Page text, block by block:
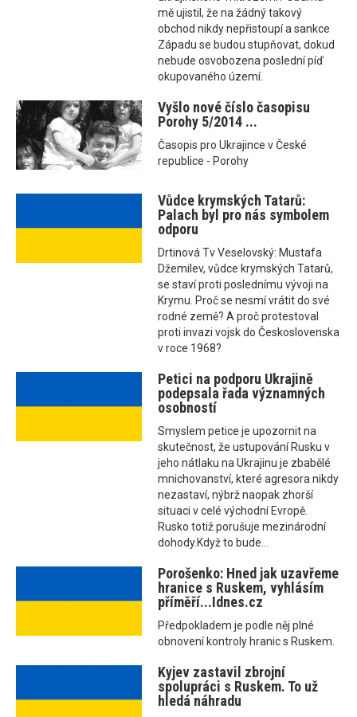
mě ujistil, že na žádný takový
obchod nikdy nepřistoupí a sankce
Západu se budou stupňovat, dokud
nebude osvobozena poslední píď
okupovaného území.
Vyšlo nové číslo časopisu
Porohy 5/2014 ...
Časopis pro Ukrajince v České
republice - Porohy
Vůdce krymských Tatarů:
Palach byl pro nás symbolem
odporu
Drtinová Tv Veselovský: Mustafa
Džemilev, vůdce krymských Tatarů,
se staví proti poslednímu vývoji na
Krymu. Proč se nesmí vrátit do své
rodné země? A proč protestoval
proti invazi vojsk do Československa
v roce 1968?
Petici na podporu Ukrajině
podepsala řada významných
osobností
Smyslem petice je upozornit na
skutečnost, že ustupování Rusku v
jeho nátlaku na Ukrajinu je zbabělé
mnichovanství, které agresora nikdy
nezastaví, nýbrž naopak zhorší
situaci v celé východní Evropě.
Rusko totiž porušuje mezinárodní
dohody.Když to bude...
Porošenko: Hned jak uzavřeme
hranice s Ruskem, vyhlásím
příměří...Idnes.cz
Předpokladem je podle něj plné
obnovení kontroly hranic s Ruskem.
Kyjev zastavil zbrojní
spolupráci s Ruskem. To už
hledá náhradu